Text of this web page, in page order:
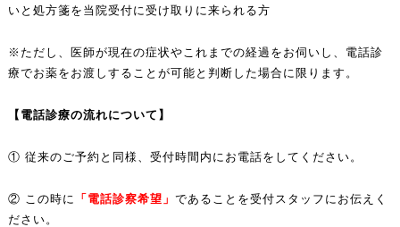
いと処方箋を当院受付に受け取りに来られる方
※ただし、医師が現在の症状やこれまでの経過をお伺いし、電話診
療でお薬をお渡しすることが可能と判断した場合に限ります。
【電話診療の流れについて】
① 従来のご予約と同様、受付時間内にお電話をしてください。
② この時に 「電話診察希望」 であることを受付スタッフにお伝えく
ださい。